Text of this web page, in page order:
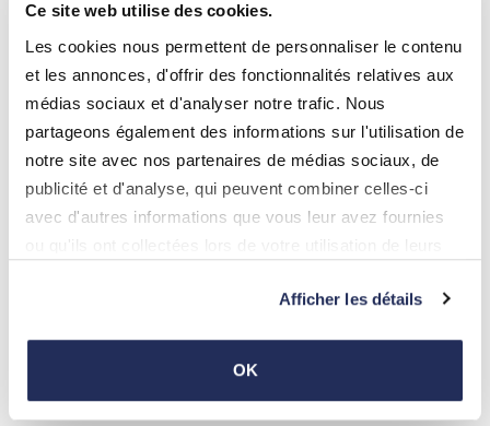
Ce site web utilise des cookies.
Les cookies nous permettent de personnaliser le contenu
et les annonces, d'offrir des fonctionnalités relatives aux
médias sociaux et d'analyser notre trafic. Nous
partageons également des informations sur l'utilisation de
notre site avec nos partenaires de médias sociaux, de
publicité et d'analyse, qui peuvent combiner celles-ci
avec d'autres informations que vous leur avez fournies
Afficher les détails
OK
Formulaires, Demande Subventions
24.06.2026